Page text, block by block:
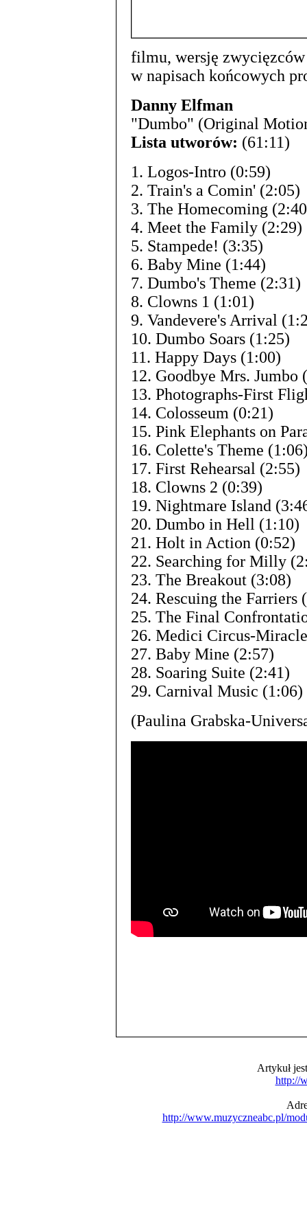
filmu, wersję zwycięzców
w napisach końcowych
Danny Elfman
"Dumbo" (Original
Lista utworów: (61:11)
1. Logos-Intro (0:59)
2. Train's a Comin' (2:05)
3. The Homecoming
4. Meet the Family (2:29)
5. Stampede! (3:35)
6. Baby Mine (1:44)
7. Dumbo's Theme (2:31)
8. Clowns 1 (1:01)
9. Vandevere's Arrival
10. Dumbo Soars (1:25)
11. Happy Days (1:00)
12. Goodbye Mrs. Jumbo
13. Photographs-First
14. Colosseum (0:21)
15. Pink Elephants on
16. Colette's Theme
17. First Rehearsal (2:55)
18. Clowns 2 (0:39)
19. Nightmare Island
20. Dumbo in Hell (1:10)
21. Holt in Action (0:52)
22. Searching for Milly
23. The Breakout (3:08)
24. Rescuing the Farriers
25. The Final
26. Medici Circus-
27. Baby Mine (2:57)
28. Soaring Suite (2:41)
29. Carnival Music (1:06)
(Paulina Grabska-
Artykuł
http://
http://www.muzyczneabc.pl/